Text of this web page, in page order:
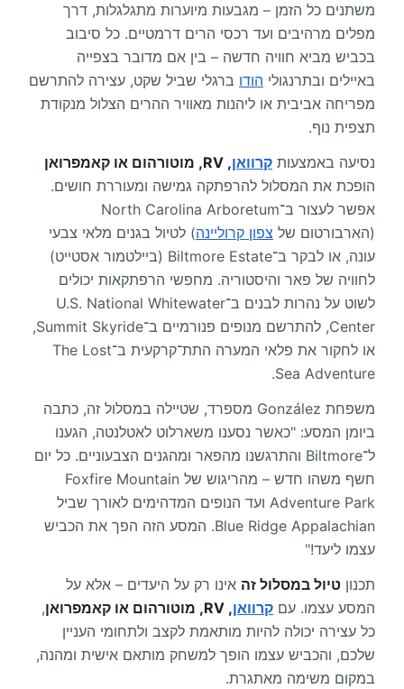
משתנים כל הזמן – מגבעות מיוערות מתגלגלות, דרך
מפלים מרהיבים ועד רכסי הרים דרמטיים. כל סיבוב
בכביש מביא חוויה חדשה – בין אם מדובר בצפייה
באיילים ובתרנגולי הודו ברגלי שביל שקט, עצירה להתרשם
מפריחה אביבית או ליהנות מאוויר ההרים הצלול מנקודת
תצפית נוף.
נסיעה באמצעות קרוואן, RV, מוטורהום או קאמפרואן
הופכת את המסלול להרפתקה גמישה ומעוררת חושים.
אפשר לעצור ב־North Carolina Arboretum
(הארבורטום של צפון קרוליינה) לטיול בגנים מלאי צבעי
עונה, או לבקר ב־Biltmore Estate (ביילטמור אסטייט)
לחוויה של פאר והיסטוריה. מחפשי הרפתקאות יכולים
לשוט על נהרות לבנים ב־U.S. National Whitewater
Center, להתרשם מנופים פנורמיים ב־Summit Skyride,
או לחקור את פלאי המערה התת־קרקעית ב־The Lost
Sea Adventure.
משפחת González מספרד, שטיילה במסלול זה, כתבה
ביומן המסע: "כאשר נסענו משארלוט לאטלנטה, הגענו
ל־Biltmore והתרגשנו מהפאר ומהגנים הצבעוניים. כל יום
חשף משהו חדש – מהריגוש של Foxfire Mountain
Adventure Park ועד הנופים המדהימים לאורך שביל
Blue Ridge Appalachian. המסע הזה הפך את הכביש
עצמו ליעד!"
תכנון טיול במסלול זה אינו רק על היעדים – אלא על
המסע עצמו. עם קרוואן, RV, מוטורהום או קאמפרואן
,
כל עצירה יכולה להיות מותאמת לקצב ולתחומי העניין
שלכם, והכביש עצמו הופך למשחק מותאם אישית ומהנה,
במקום משימה מאתגרת.